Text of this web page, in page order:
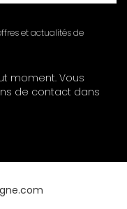
et actualités de
moment. Vous
de contact dans